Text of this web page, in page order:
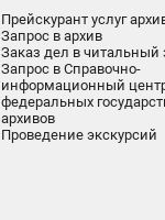
Прейскурант услуг
Запрос в архив
Заказ дел в читальный
Запрос в Справочно-
информационный
федеральных
архивов
Проведение экскурсий